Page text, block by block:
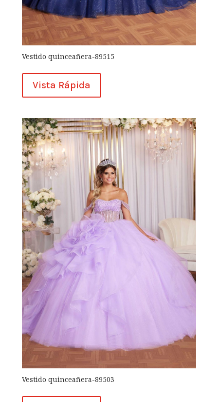
Vestido quinceañera-89515
Vista Rápida
Vestido quinceañera-89503